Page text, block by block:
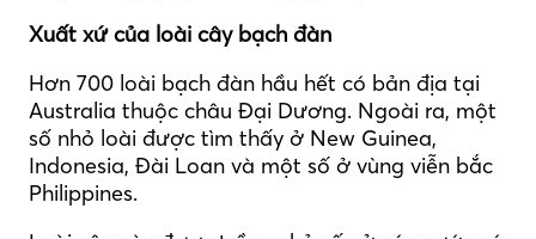
Xuất xứ của loài cây bạch đàn
Hơn 700 loài bạch đàn hầu hết có bản địa tại
Australia thuộc châu Đại Dương. Ngoài ra, một
số nhỏ loài được tìm thấy ở New Guinea,
Indonesia, Đài Loan và một số ở vùng viễn bắc
Philippines.